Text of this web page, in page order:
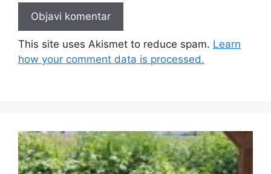
This site uses Akismet to reduce spam. Learn
how your comment data is processed.